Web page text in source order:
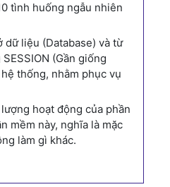
tình huống ngẫu nhiên
liệu (Database) và từ
(Gần giống
thống, nhằm phục vụ
hoạt động của phần
mềm này, nghĩa là mặc
làm gì khác.